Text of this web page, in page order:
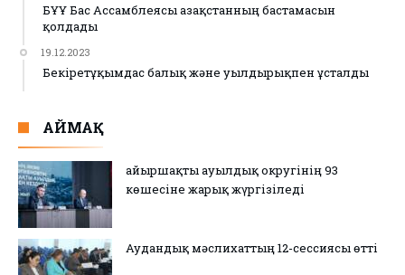
БҰҰ Бас Ассамблеясы Қазақстанның бастамасын
қолдады
19.12.2023
Бекіретұқымдас балық және уылдырықпен ұсталды
АЙМАҚ
Қайыршақты ауылдық округінің 93
көшесіне жарық жүргізіледі
Аудандық мәслихаттың 12-сессиясы өтті